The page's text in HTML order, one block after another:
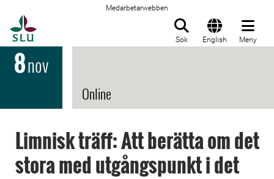
Medarbetarwebben
Sök English Meny
8nov
Online
Limnisk träff: Att berätta om det
stora med utgångspunkt i det